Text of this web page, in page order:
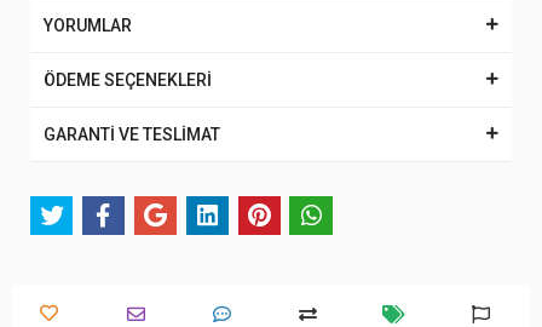
YORUMLAR
ÖDEME SEÇENEKLERİ
GARANTİ VE TESLİMAT